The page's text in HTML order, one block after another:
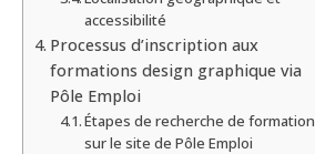
accessibilité
Processus d’inscription aux
formations design graphique via
Pôle Emploi
Étapes de recherche de formation
sur le site de Pôle Emploi